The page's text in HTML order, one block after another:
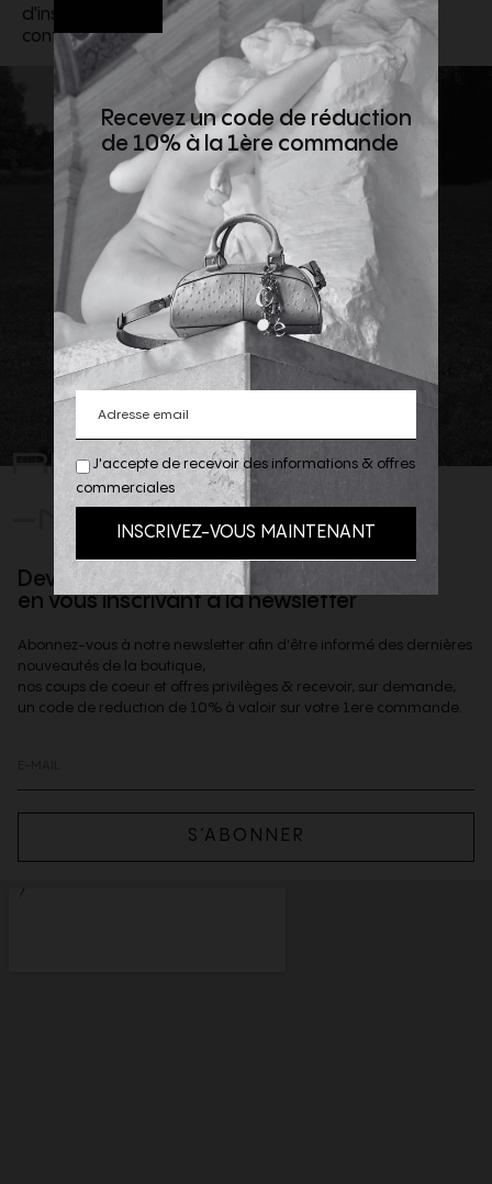
d'inspiration rétro pour une esthétique plus
contemporaine.
REJOIGNEZ
-NOUS
Devenez client privilège
en vous inscrivant à la newsletter
Abonnez-vous à notre newsletter afin d'être informé des dernières
nouveautés de la boutique,
nos coups de coeur et offres privilèges & recevoir, sur demande,
un code de reduction de 10% à valoir sur votre 1ere commande.
S’ABONNER
J'accepte de recevoir des informations & offres
commerciales
Recevez un code de réduction
de 10% à la 1ère commande